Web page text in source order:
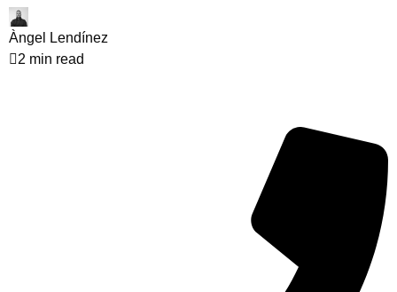
Àngel Lendínez
2 min read